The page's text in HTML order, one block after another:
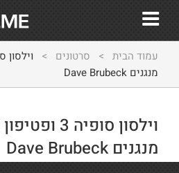
עמוד הבית > סרטונים >
מנגנים Dave Brubeck
מנגנים Dave Brubeck